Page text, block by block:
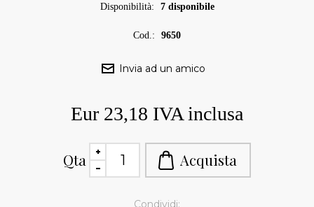
Disponibilità: 7 disponibile
Cod.: 9650
Eur 23,18 IVA inclusa
Qta
Condividi: